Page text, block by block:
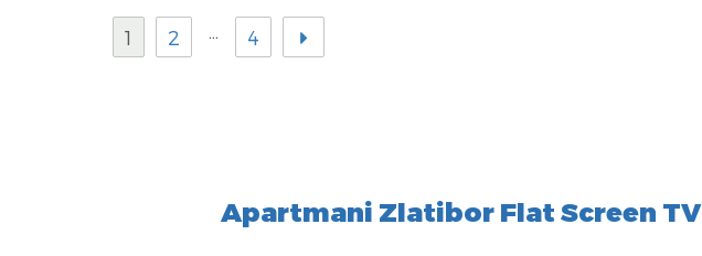
1 2 4
Apartmani Zlatibor Flat Screen TV